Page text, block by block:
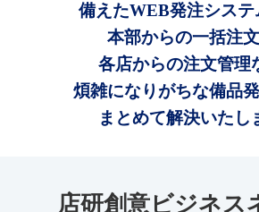
備えたWEB発注システ
本部からの一括注文
各店からの注文管理
煩雑になりがちな備品
まとめて解決いたし
店研創意ビジネス